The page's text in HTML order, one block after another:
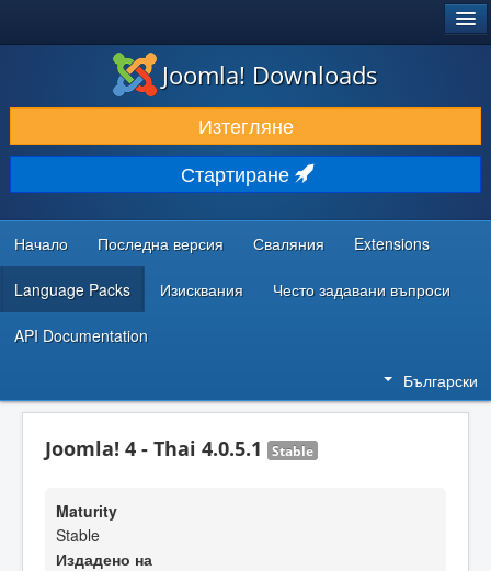
ИЗТЕГЛЯНЕ & РАЗШИРЯВАНЕ
ОТКРИВАЙТЕ & УЧЕТЕ
ОБЩНОСТ & ПОДДРЪЖКА
РЕСУРСИ ЗА РАЗРАБОТКА
Joomla! Downloads
Изтегляне
Стартиране
Начало Последна версия Сваляния Extensions
Language Packs Изисквания Често задавани въпроси
API Documentation
Български
Joomla! 4 - Thai 4.0.5.1 Stable
Maturity
Stable
Издадено на